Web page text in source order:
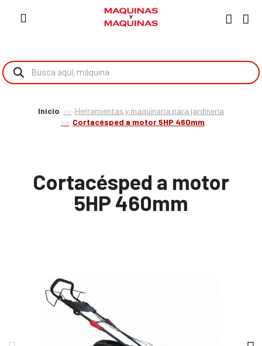
Inicio
Herramientas y maquinaria para jardinería
Cortacésped a motor 5HP 460mm
Cortacésped a motor
5HP 460mm